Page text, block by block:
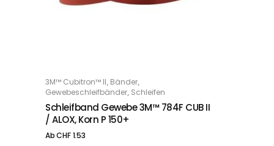
OPTIONS
3M™ Cubitron™ II, Bänder,
Gewebeschleifbänder, Schleifen
Schleifband Gewebe 3M™ 784F CUB II
/ ALOX, Korn P 150+
AbCHF1.53